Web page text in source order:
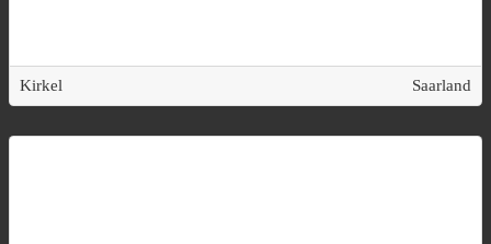
Kirkel Saarland